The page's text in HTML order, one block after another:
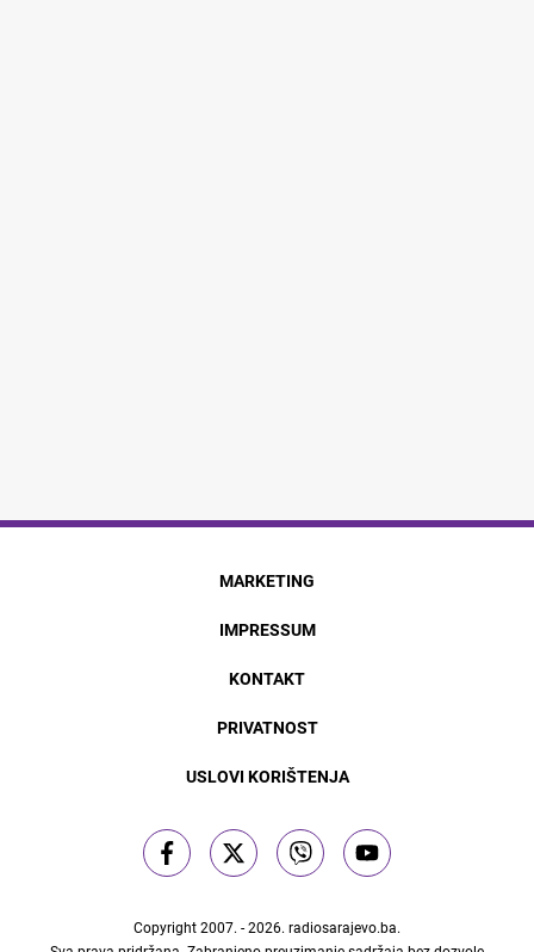
MARKETING
IMPRESSUM
KONTAKT
PRIVATNOST
USLOVI KORIŠTENJA
Copyright 2007. - 2026. radiosarajevo.ba.